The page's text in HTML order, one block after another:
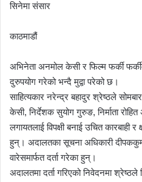
सिनेमा संसार
काठमाडौं
अभिनेता अनमोल केसी र फिल्म फर्की
दुरुपयोग गरेको भन्दै मुद्वा परेको छ।
साहित्यकार नरेन्द्र बहादुर श्रेष्ठले
केसी, निर्देशक सुयोग गुरुङ, निर्माता
लगायतलाई विपक्षी बनाई उचित कारबाही र
हुन्। अदालतका सूचना अधिकारी
वारेसमार्फत दर्ता गरेका हुन्।
अदालतमा दर्ता गरिएको निवेदनमा